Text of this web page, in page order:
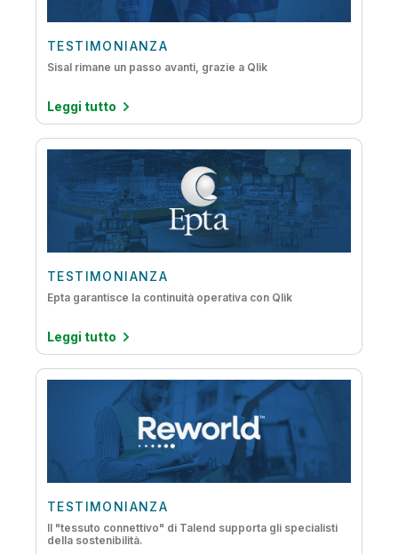
Creazione di data lake
Dal mainframe al cloud
Data Literacy
DataOps
Embedded Analytics
IoT Analytics
Migrazione dei dati al cloud
Qualità e governance dei dati
Streaming dei dati
TESTIMONIANZA
Sisal rimane un passo avanti, grazie a Qlik
Leggi tutto
TESTIMONIANZA
Epta garantisce la continuità operativa con Qlik
Leggi tutto
TESTIMONIANZA
Il "tessuto connettivo" di Talend supporta gli specialisti
della sostenibilità.